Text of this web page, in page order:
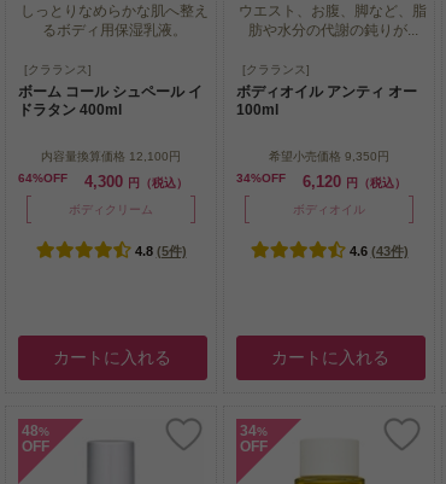
しっとりなめらかな肌へ整え
るボディ用保湿乳液。
しっとりなめらかな肌へ整え
るボディ用保湿乳液。
[クラランス]
ボーム コール シュペール イ
ドラタン 400ml
内容量換算価格 12,100円
64%OFF
4,300 円（税込）
ボディクリーム
4.8 (5件)
カートに入れる
ウエスト、お腹、脚など、脂
肪や水分の代謝の鈍りが...
ウエスト、お腹、脚など、脂
肪や水分の代謝の鈍りが...
[クラランス]
ボディオイル アンティ オー
100ml
希望小売価格 9,350円
34%OFF
6,120 円（税込）
ボディオイル
4.6 (43件)
カートに入れる
48%
OFF
34%
OFF